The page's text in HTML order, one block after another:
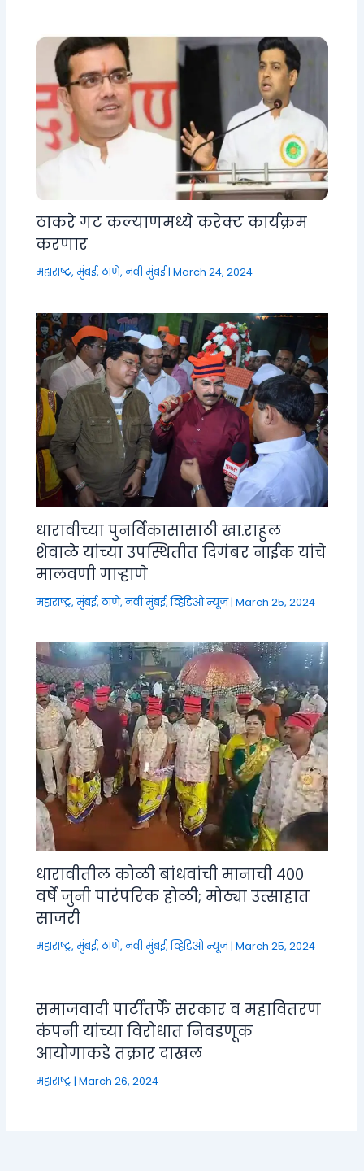
ठाकरे गट कल्याणमध्ये करेक्ट कार्यक्रम
करणार
महाराष्ट्र,मुंबई, ठाणे, नवी मुंबई|March 24, 2024
धारावीच्या पुनर्विकासासाठी खा.राहुल
शेवाळे यांच्या उपस्थितीत दिगंबर नाईक यांचे
मालवणी गाऱ्हाणे
महाराष्ट्र,मुंबई, ठाणे, नवी मुंबई,व्हिडिओ न्यूज|March 25, 2024
धारावीतील कोळी बांधवांची मानाची ४००
वर्षे जुनी पारंपरिक होळी; मोठ्या उत्साहात
साजरी
महाराष्ट्र,मुंबई, ठाणे, नवी मुंबई,व्हिडिओ न्यूज|March 25, 2024
समाजवादी पार्टीतर्फे सरकार व महावितरण
कंपनी यांच्या विरोधात निवडणूक
आयोगाकडे तक्रार दाखल
महाराष्ट्र|March 26, 2024